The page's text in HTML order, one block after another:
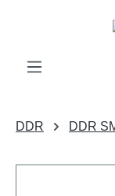
Zum Hauptinhalt
DDR DDR